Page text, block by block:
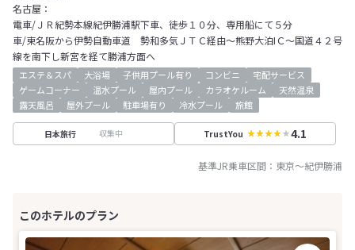
名古屋：
電車/ＪＲ紀勢本線紀伊勝浦駅下車、徒歩１０分、専用船にて５分
車/東名阪から伊勢自動車道 勢和多気ＪＴＣ経由～熊野大泊IＣ～国道４２号
線を南下し新宮を経て勝浦方面へ
エステ＆スパ 大浴場 子供用プール有り コンビニ
宅配サービス
ゲームコーナー
温水プール 屋内プール カラオケルーム
天然温泉
露天風呂
屋外プール 駐車場有り 冷水プール 旅館
日本旅行 収集中 TrustYou 4.1
基準JR乗車区間： 東京～紀伊勝浦